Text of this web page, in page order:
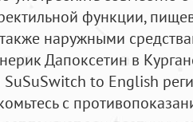
функции,
наружными
Дапоксетин в
SuSuSwitch to English
с